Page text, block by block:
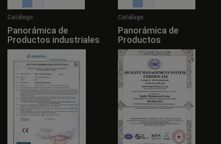
Catálogo
Panorámica de
Productos industriales
Catálogo
Panorámica de
Productos